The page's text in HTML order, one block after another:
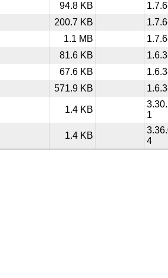
94.8 KB
200.7 KB
1.1 MB
81.6 KB
67.6 KB
571.9 KB
1.4 KB
1
1.4 KB
4